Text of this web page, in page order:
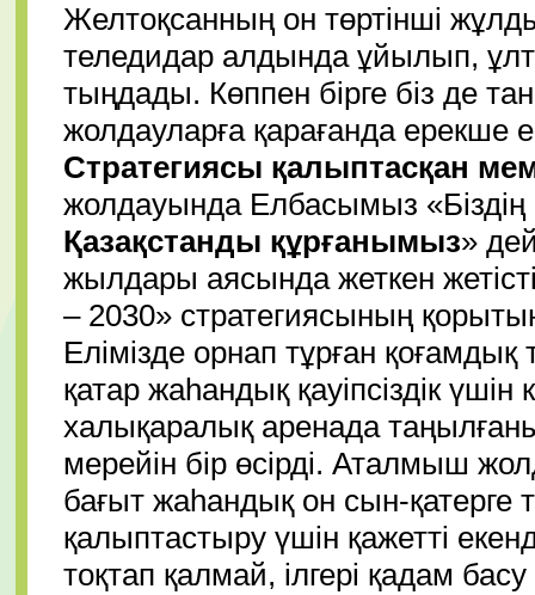
Желтоқсанның он төртінші
теледидар алдында ұйылып,
тыңдады. Көппен бірге біз де
жолдауларға қарағанда ерекше
Стратегиясы қалыптасқан
жолдауында Елбасымыз «Біздің
Қазақстанды құрғанымыз»
жылдары аясында жеткен
– 2030» стратегиясының
Елімізде орнап тұрған
қатар жаһандық қауіпсіздік үшін
халықаралық аренада
мерейін бір өсірді. Аталмыш
бағыт жаһандық он сын-қатерге
қалыптастыру үшін қажетті
тоқтап қалмай, ілгері қадам